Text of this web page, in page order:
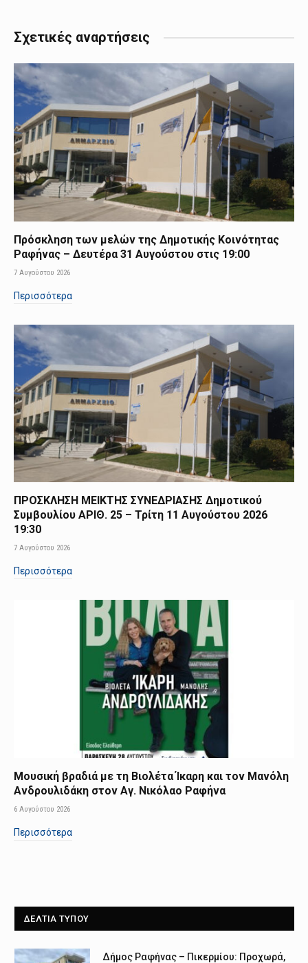
Σχετικές αναρτήσεις
Πρόσκληση των μελών της Δημοτικής Κοινότητας
Ραφήνας – Δευτέρα 31 Αυγούστου στις 19:00
7 Αυγούστου 2026
Περισσότερα
ΠΡΟΣΚΛΗΣΗ ΜΕΙΚΤΗΣ ΣΥΝΕΔΡΙΑΣΗΣ Δημοτικού
Συμβουλίου ΑΡΙΘ. 25 – Τρίτη 11 Αυγούστου 2026
19:30
7 Αυγούστου 2026
Περισσότερα
Μουσική βραδιά με τη Βιολέτα Ίκαρη και τον Μανόλη
Ανδρουλιδάκη στον Αγ. Νικόλαο Ραφήνα
6 Αυγούστου 2026
Περισσότερα
ΔΕΛΤΙΑ ΤΥΠΟΥ
Δήμος Ραφήνας – Πικερμίου: Προχωρά,